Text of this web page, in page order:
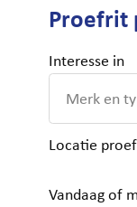
Proefrit
Interesse in
Locatie
Vandaag of